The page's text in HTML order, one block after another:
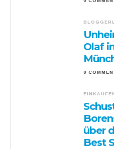
Olaf
0
über
Best